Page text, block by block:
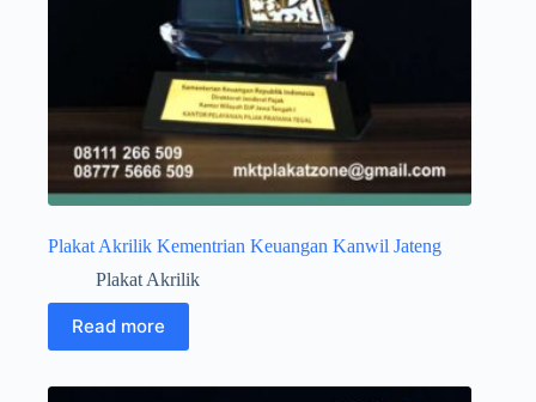
Plakat Akrilik Kementrian Keuangan Kanwil Jateng
Plakat Akrilik
Read more